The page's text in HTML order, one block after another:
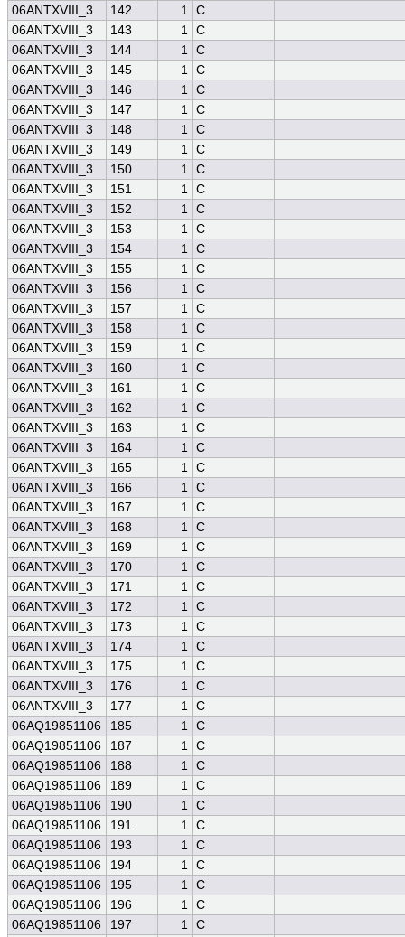
06ANTXVIII_3 142 1 C
06ANTXVIII_3
143 1 C
06ANTXVIII_3
144 1 C
06ANTXVIII_3
145 1 C
06ANTXVIII_3
146 1 C
06ANTXVIII_3
147 1 C
06ANTXVIII_3
148 1 C
06ANTXVIII_3
149 1 C
06ANTXVIII_3
150 1 C
06ANTXVIII_3
151 1 C
06ANTXVIII_3
152 1 C
06ANTXVIII_3
153 1 C
06ANTXVIII_3
154 1 C
06ANTXVIII_3
155 1 C
06ANTXVIII_3
156 1 C
06ANTXVIII_3
157 1 C
06ANTXVIII_3
158 1 C
06ANTXVIII_3
159 1 C
06ANTXVIII_3
160 1 C
06ANTXVIII_3
161 1 C
06ANTXVIII_3
162 1 C
06ANTXVIII_3
163 1 C
06ANTXVIII_3
164 1 C
06ANTXVIII_3
165 1 C
06ANTXVIII_3
166 1 C
06ANTXVIII_3
167 1 C
06ANTXVIII_3
168 1 C
06ANTXVIII_3
169 1 C
06ANTXVIII_3
170 1 C
06ANTXVIII_3
171 1 C
06ANTXVIII_3
172 1 C
06ANTXVIII_3
173 1 C
06ANTXVIII_3
174 1 C
06ANTXVIII_3
175 1 C
06ANTXVIII_3
176 1 C
06ANTXVIII_3
177 1 C
06AQ19851106
185 1 C
06AQ19851106
187 1 C
06AQ19851106
188 1 C
06AQ19851106
189 1 C
06AQ19851106
190 1 C
06AQ19851106
191 1 C
06AQ19851106
193 1 C
06AQ19851106
194 1 C
06AQ19851106
195 1 C
06AQ19851106
196 1 C
06AQ19851106
197 1 C